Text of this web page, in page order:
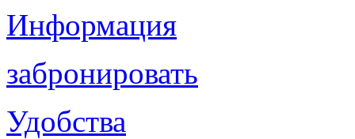
Информация
забронировать
Удобства